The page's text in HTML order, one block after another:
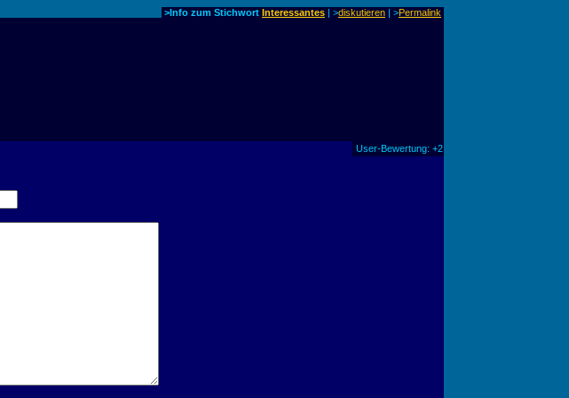
>Info zum Stichwort Interessantes | >diskutieren | >Permalink
User-Bewertung: +2